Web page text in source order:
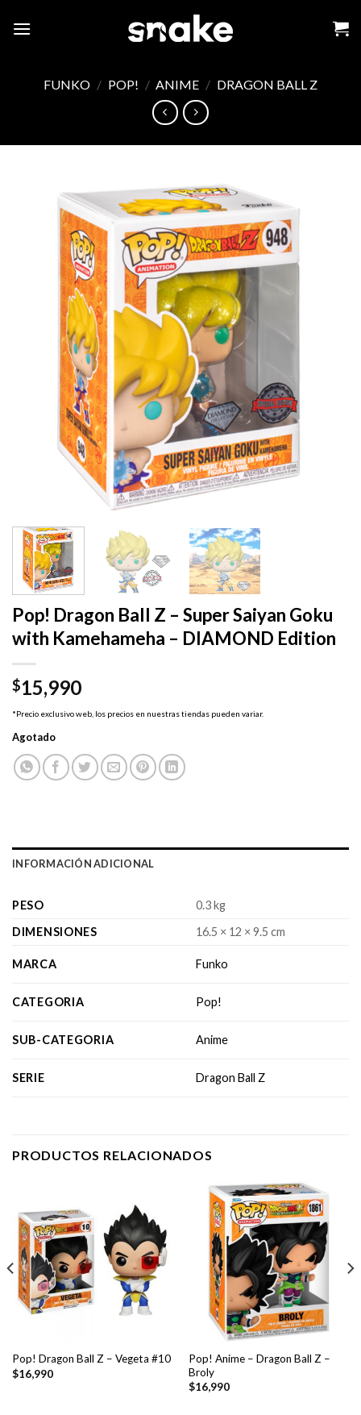
FUNKO / POP! / ANIME / DRAGON BALL Z
Pop! Dragon Ball Z – Super Saiyan Goku
with Kamehameha – DIAMOND Edition
$15,990
*Precio exclusivo web, los precios en nuestras tiendas pueden variar.
Agotado
INFORMACIÓN ADICIONAL
PESO
0.3 kg
DIMENSIONES
16.5 × 12 × 9.5 cm
MARCA Funko
CATEGORIA Pop!
SUB-CATEGORIA Anime
SERIE Dragon Ball Z
PRODUCTOS RELACIONADOS
Pop! Dragon Ball Z – Vegeta #10
$16,990
Pop! Anime – Dragon Ball Z –
Broly
$16,990